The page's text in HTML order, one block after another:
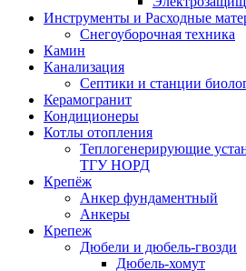
Инструменты и Расходные
Снегоуборочная техника
Камин
Канализация
Септики и станции
Керамогранит
Кондиционеры
Котлы отопления
Теплогенерирующие
ТГУ НОРД
Крепёж
Анкер фундаментный
Анкеры
Крепеж
Дюбели и дюбель-гвозди
Дюбель-хомут